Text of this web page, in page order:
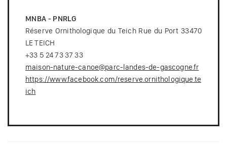
MNBA - PNRLG
Réserve Ornithologique du Teich Rue du Port 33470
LE TEICH
+33 5 24 73 37 33
maison-nature-canoe@parc-landes-de-gascogne.fr
https://www.facebook.com/reserve.ornithologique.te
ich